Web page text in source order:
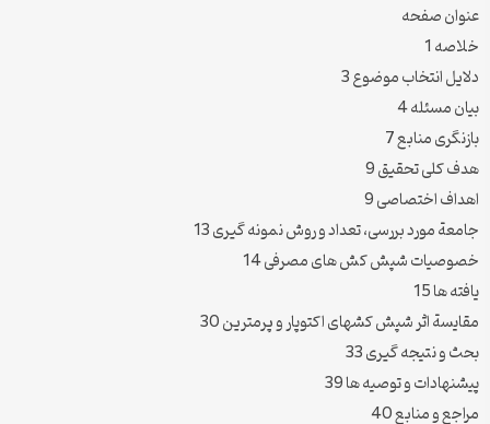
عنوان صفحه
خلاصه 1
دلایل انتخاب موضوع 3
بیان مسئله 4
بازنگری منابع 7
هدف کلی تحقیق 9
اهداف اختصاصی 9
جامعة مورد بررسی، تعداد و روش نمونه گیری 13
خصوصیات شپش کش های مصرفی 14
یافته ها 15
مقایسة اثر شپش کشهای اکتوپار و پرمترین 30
بحث و نتیجه گیری 33
پیشنهادات و توصیه ها 39
مراجع و منابع 40